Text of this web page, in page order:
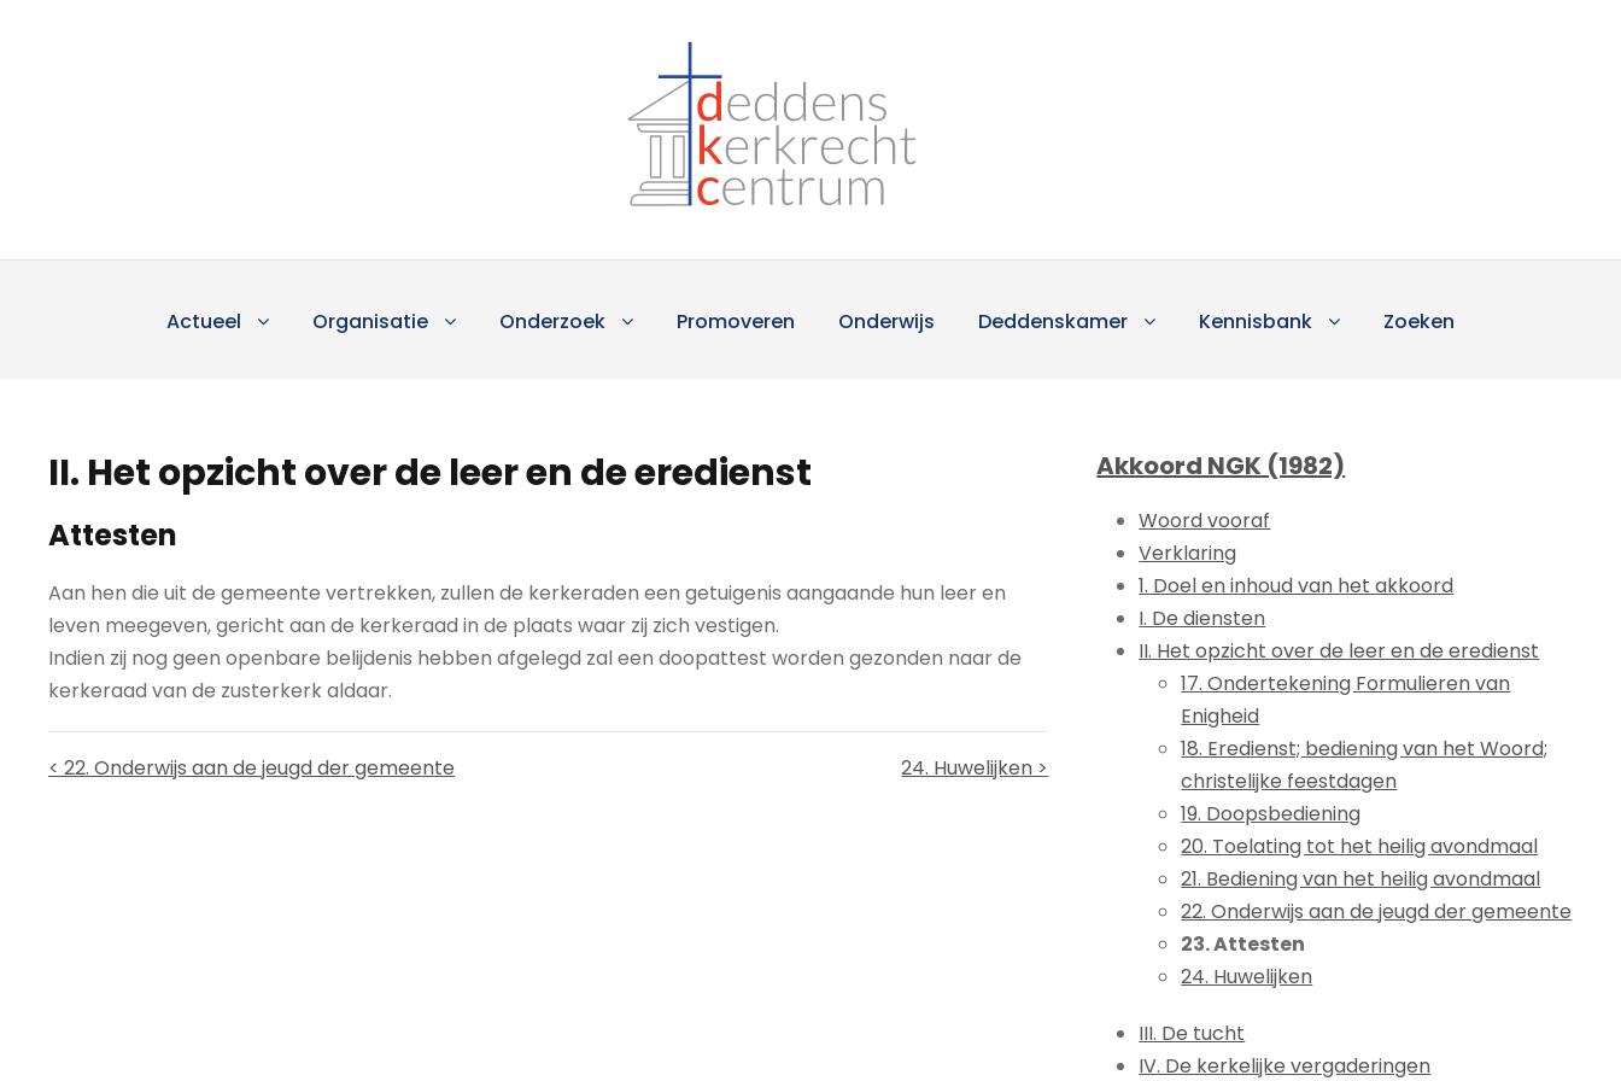
Actueel Organisatie Onderzoek Promoveren Onderwijs Deddenskamer Kennisbank Zoeken
II. Het opzicht over de leer en de eredienst
Attesten
Aan hen die uit de gemeente vertrekken, zullen de kerkeraden een getuigenis aangaande hun leer en
leven meegeven, gericht aan de kerkeraad in de plaats waar zij zich vestigen.
Indien zij nog geen openbare belijdenis hebben afgelegd zal een doopattest worden gezonden naar de
kerkeraad van de zusterkerk aldaar.
< 22. Onderwijs aan de jeugd der gemeente 24. Huwelijken >
Akkoord NGK (1982)
Woord vooraf
Verklaring
1. Doel en inhoud van het akkoord
I. De diensten
II. Het opzicht over de leer en de eredienst
17. Ondertekening Formulieren van
Enigheid
18. Eredienst; bediening van het Woord;
christelijke feestdagen
19. Doopsbediening
20. Toelating tot het heilig avondmaal
21. Bediening van het heilig avondmaal
22. Onderwijs aan de jeugd der gemeente
23. Attesten
24. Huwelijken
III. De tucht
IV. De kerkelijke vergaderingen